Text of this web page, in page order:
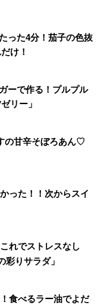
った4分！茄子の色抜
け！
ーで作る！プルプル
リー」
甘辛そぼろあん♡
った！！次からスイ
れでストレスなし
彩りサラダ」
食べるラー油でよだ